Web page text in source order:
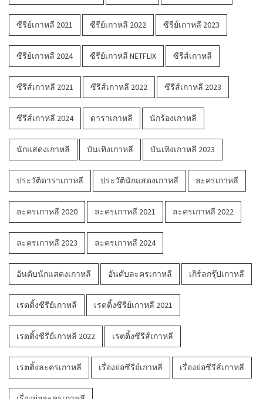
ซีรีย์เกาหลี 2021 ซีรีย์เกาหลี 2022 ซีรีย์เกาหลี 2023
ซีรีย์เกาหลี 2024 ซีรีย์เกาหลี NETFLIX ซีรีส์เกาหลี
ซีรีส์เกาหลี 2021 ซีรีส์เกาหลี 2022 ซีรีส์เกาหลี 2023
ซีรีส์เกาหลี 2024 ดาราเกาหลี นักร้องเกาหลี
นักแสดงเกาหลี บันเทิงเกาหลี บันเทิงเกาหลี 2023
ประวัติดาราเกาหลี ประวัตินักแสดงเกาหลี ละครเกาหลี
ละครเกาหลี 2020 ละครเกาหลี 2021 ละครเกาหลี 2022
ละครเกาหลี 2023 ละครเกาหลี 2024
อันดับนักแสดงเกาหลี อันดับละครเกาหลี เกิร์ลกรุ๊ปเกาหลี
เรตติ้งซีรีย์เกาหลี เรตติ้งซีรีย์เกาหลี 2021
เรตติ้งซีรีย์เกาหลี 2022 เรตติ้งซีรีส์เกาหลี
เรตติ้งละครเกาหลี เรื่องย่อซีรีย์เกาหลี เรื่องย่อซีรีส์เกาหลี